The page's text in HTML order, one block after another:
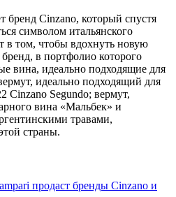
бренд Cinzano, который спустя
символом итальянского
в том, чтобы вдохнуть новую
в портфолио которого
вина, идеально подходящие для
идеально подходящий для
Cinzano Segundo; вермут,
вина «Мальбек» и
травами,
страны.